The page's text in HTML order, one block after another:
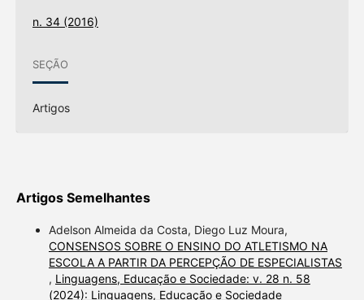
n. 34 (2016)
SEÇÃO
Artigos
Artigos Semelhantes
Adelson Almeida da Costa, Diego Luz Moura,
CONSENSOS SOBRE O ENSINO DO ATLETISMO NA
ESCOLA A PARTIR DA PERCEPÇÃO DE ESPECIALISTAS
, Linguagens, Educação e Sociedade: v. 28 n. 58
(2024): Linguagens, Educação e Sociedade